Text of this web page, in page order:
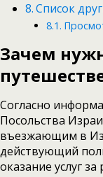
Список
Зачем
Согласно
Посольства
въезжающим в
действующий
оказание услуг